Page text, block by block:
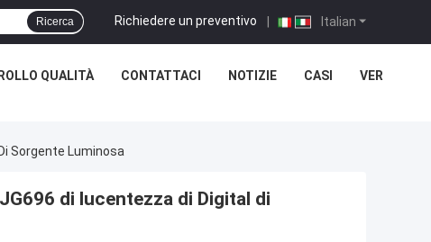
Italian
Richiedere un preventivo |
Ricerca
QUALITÀ CONTATTACI NOTIZIE CASI VER
Sorgente Luminosa
di lucentezza di Digital di